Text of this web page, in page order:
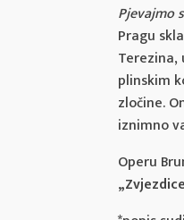
Pjevajmo
Pragu
Terezina,
plinskim
zločine.
iznimno
Operu